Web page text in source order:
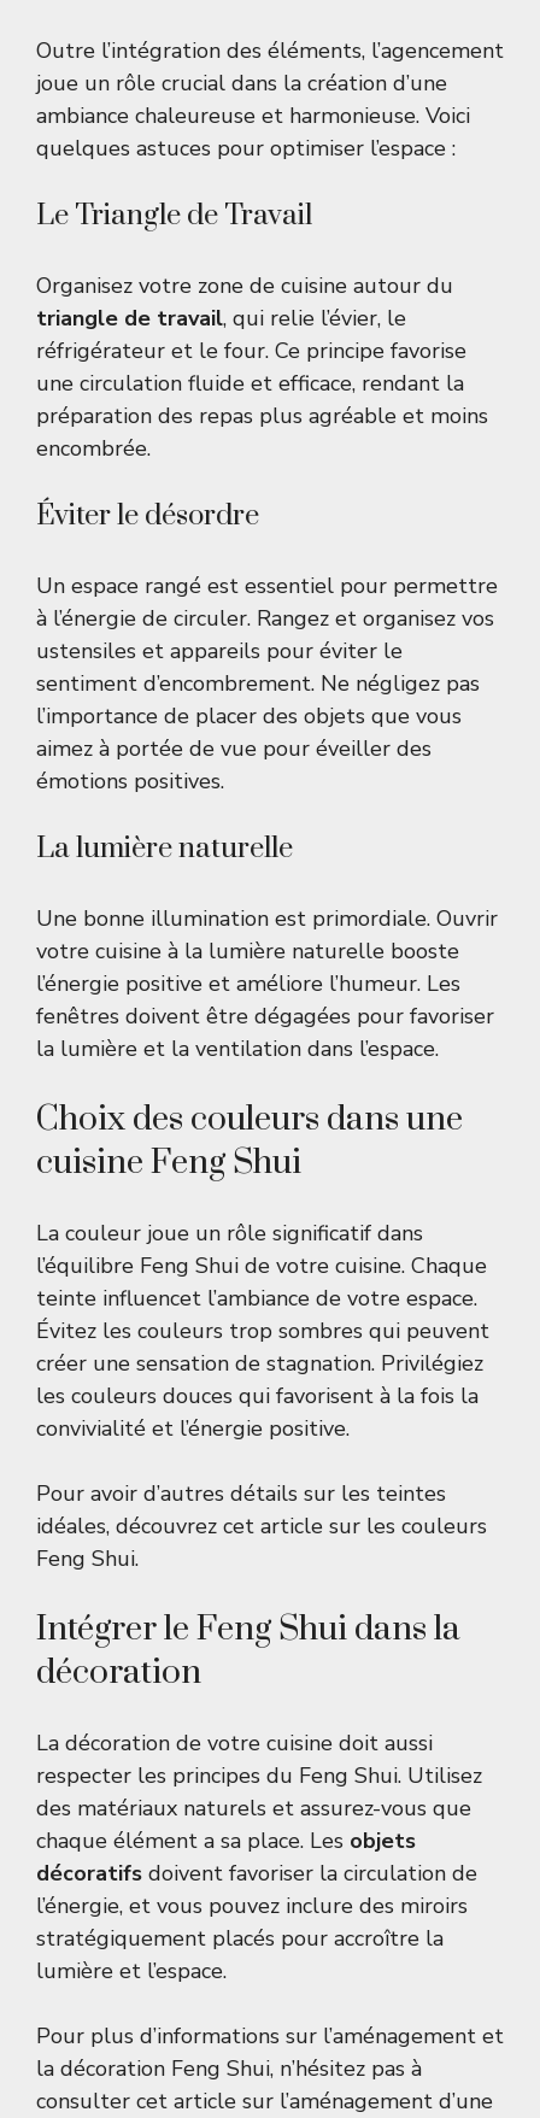
Outre l’intégration des éléments, l’agencement
joue un rôle crucial dans la création d’une
ambiance chaleureuse et harmonieuse. Voici
quelques astuces pour optimiser l’espace :
Le Triangle de Travail
Organisez votre zone de cuisine autour du
triangle de travail, qui relie l’évier, le
réfrigérateur et le four. Ce principe favorise
une circulation fluide et efficace, rendant la
préparation des repas plus agréable et moins
encombrée.
Éviter le désordre
Un espace rangé est essentiel pour permettre
à l’énergie de circuler. Rangez et organisez vos
ustensiles et appareils pour éviter le
sentiment d’encombrement. Ne négligez pas
l’importance de placer des objets que vous
aimez à portée de vue pour éveiller des
émotions positives.
La lumière naturelle
Une bonne illumination est primordiale. Ouvrir
votre cuisine à la lumière naturelle booste
l’énergie positive et améliore l’humeur. Les
fenêtres doivent être dégagées pour favoriser
la lumière et la ventilation dans l’espace.
Choix des couleurs dans une
cuisine Feng Shui
La couleur joue un rôle significatif dans
l’équilibre Feng Shui de votre cuisine. Chaque
teinte influencet l’ambiance de votre espace.
Évitez les couleurs trop sombres qui peuvent
créer une sensation de stagnation. Privilégiez
les couleurs douces qui favorisent à la fois la
convivialité et l’énergie positive.
Pour avoir d’autres détails sur les teintes
idéales, découvrez cet article sur les couleurs
Feng Shui.
Intégrer le Feng Shui dans la
décoration
La décoration de votre cuisine doit aussi
respecter les principes du Feng Shui. Utilisez
des matériaux naturels et assurez-vous que
chaque élément a sa place. Les objets
décoratifs doivent favoriser la circulation de
l’énergie, et vous pouvez inclure des miroirs
stratégiquement placés pour accroître la
lumière et l’espace.
Pour plus d’informations sur l’aménagement et
la décoration Feng Shui, n’hésitez pas à
consulter cet article sur l’aménagement d’une